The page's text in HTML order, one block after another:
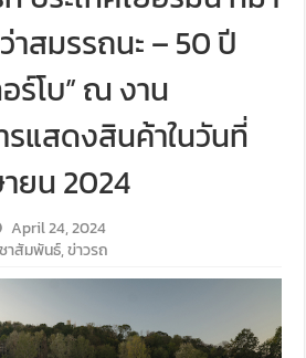
าสมรรถนะ – 50 ปี
ร์โบ” ณ งาน
รแสดงสินค้าในวันที่
ยน 2024
April 24, 2024
าสัมพันธ์,ข่าวรถ